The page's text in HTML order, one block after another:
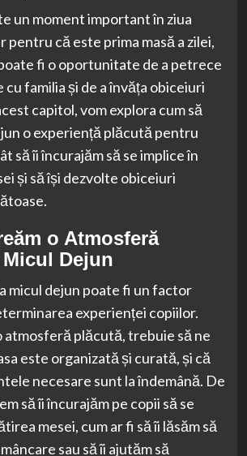
un moment important în ziua
pentru că este prima masă a zilei,
fi o oportunitate de a petrece
familia și de a învăța obiceiuri
capitol, vom explora cum să
o experiență plăcută pentru
să îi încurajăm să se implice în
și să își dezvolte obiceiuri
o Atmosferă
Dejun
micul dejun poate fi un factor
experienței copiilor.
atmosferă plăcută, trebuie să ne
este organizată și curată, și că
necesare sunt la îndemână. De
să îi încurajăm pe copii să se
mesei, cum ar fi să îi lăsăm să
sau să îi ajutăm să